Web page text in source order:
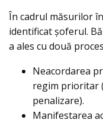
În cadrul măsurilor
identificat șoferul.
a ales cu două
Neacordarea
regim prioritar
penalizare).
Manifestarea